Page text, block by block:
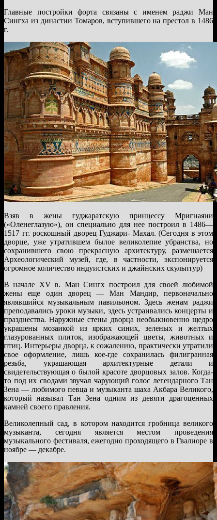
Главные постройки форта связаны с именем раджи Ман
Сингха из династии Томаров, вступившего на престол в 1486
г.
Взяв в жены гуджаратскую принцессу Мригнаяни
(«Оленеглазую»), он специально для нее построил в 1486—
1517 гг. роскошный дворец Гуджари- Махал. (Сегодня в этом
дворце, уже утратившем былое великолепие убранства, но
сохранившего свою прекрасную архитектуру, размешается
Археологический музей, где, в частности, экспонируется
огромное количество индуистских и джайнских скульптур)
В начале XV в. Ман Сингх построил для своей любимой
жены еще один дворец — Ман Мандир, первоначально
являвшийся музыкальным павильоном. Здесь женам раджи
преподавались уроки музыки, здесь устраивались концерты и
празднества. Наружные стены дворца необыкновенно щедро
украшены мозаикой из ярких синих, зеленых и желтых
глазурованных плиток, изображающей цветы, животных и
птиц. Интерьеры дворца, к сожалению, практически утратили
свое оформление, лишь кое-где сохранилась филигранная
резьба, украшающая архитектурные детали и
свидетельствующая о былой красоте дворцовых залов. Когда-
то под их сводами звучал чарующий голос легендарного Тан
Зена — любимого певца и музыканта шаха Акбара Великого,
который называл Тан Зена одним из девяти драгоценных
камней своего правления.
Великолепный сад, в котором находится гробница великого
музыканта, сегодня является местом проведения
музыкального фестиваля, ежегодно проходящего в Гвалиоре в
ноябре — декабре.